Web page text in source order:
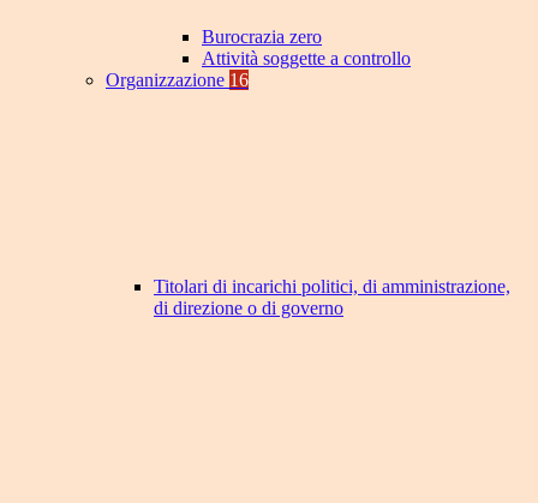
Burocrazia zero
Attività soggette a controllo
Organizzazione 16
Titolari di incarichi politici, di amministrazione,
di direzione o di governo